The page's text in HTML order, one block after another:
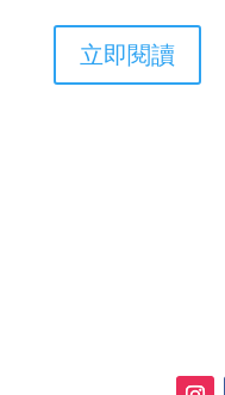
立即閱讀